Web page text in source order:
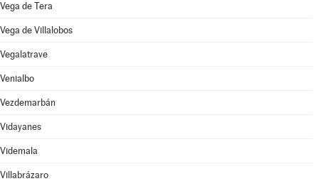
Vega de Tera
Vega de Villalobos
Vegalatrave
Venialbo
Vezdemarbán
Vidayanes
Videmala
Villabrázaro